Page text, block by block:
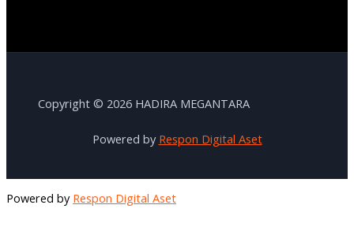
Copyright © 2026 HADIRA MEGANTARA
Powered by Respon Digital Aset
Powered by Respon Digital Aset